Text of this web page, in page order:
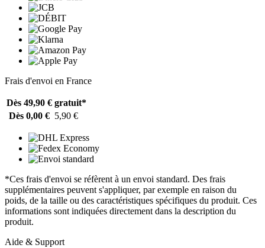
Frais d'envoi en France
Dès 49,90 € gratuit*
Dès 0,00 € 5,90 €
*Ces frais d'envoi se réfèrent à un envoi standard. Des frais
supplémentaires peuvent s'appliquer, par exemple en raison du
poids, de la taille ou des caractéristiques spécifiques du produit. Ces
informations sont indiquées directement dans la description du
produit.
Aide & Support